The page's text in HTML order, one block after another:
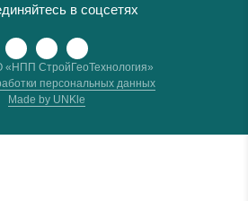
в соцсетях
СтройГеоТехнология»
персональных данных
Made by UNKle